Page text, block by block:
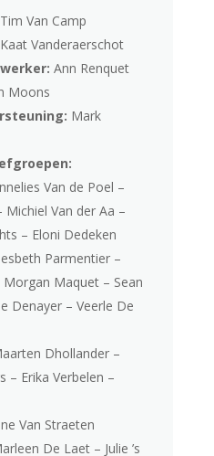
Tim Van Camp
Kaat Vanderaerschot
Ann Renquet
Moons
Mark
Van de Poel –
Van der Aa –
– Eloni Dedeken
Parmentier –
Morgan Maquet – Sean
Denayer – Veerle De
Dhollander –
– Erika Verbelen –
Van Straeten
De Laet – Julie ’s